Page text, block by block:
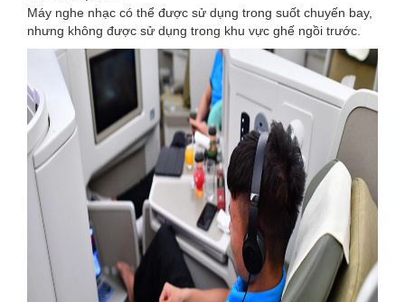
Máy nghe nhạc có thể được sử dụng trong suốt chuyến bay,
nhưng không được sử dụng trong khu vực ghế ngồi trước.